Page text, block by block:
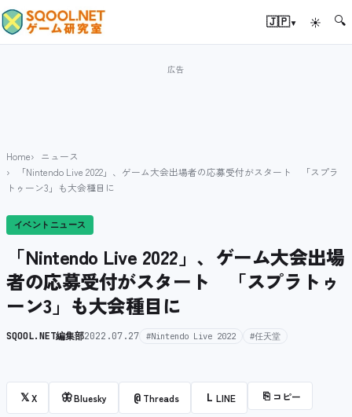
🇯🇵▾ ☀ 🔍
Home
ニュース
「Nintendo Live 2022」、ゲーム大会出場者の応募受付がスタート 「スプラ
トゥーン3」も大会種目に
イベントニュース
「Nintendo Live 2022」、ゲーム大会出場
者の応募受付がスタート 「スプラトゥ
ーン3」も大会種目に
SQOOL.NET編集部2022.07.27 #Nintendo Live 2022 #任天堂
𝕏X 🦋Bluesky @ Threads L LINE ⎘ コピー